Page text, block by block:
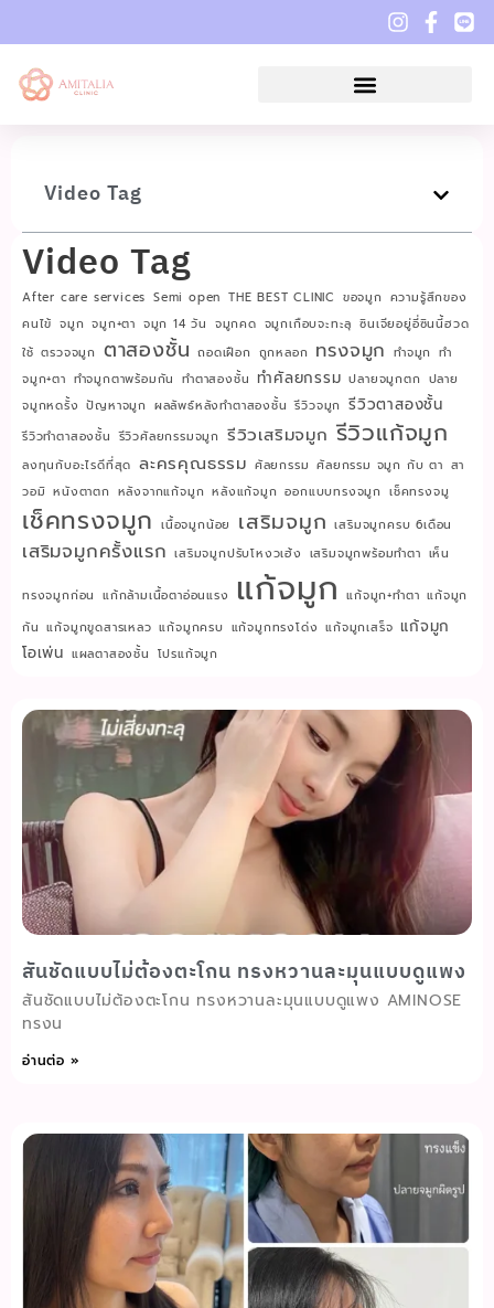
Video Tag
Video Tag
After care services Semi open THE BEST CLINIC ขอจมูก ความรู้สึกของ
คนไข้ จมูก จมูก+ตา จมูก 14 วัน จมูกคด จมูกเกือบจะทะลุ ซินเจียอยู่อี่ซินนี้ฮวด
ใช้ ตรวจจมูก ตาสองชั้น ถอดเฝือก ถูกหลอก ทรงจมูก ทำจมูก ทำ
จมูก+ตา ทำจมูกตาพร้อมกัน ทำตาสองชั้น ทำศัลยกรรม ปลายจมูกตก ปลาย
จมูกหดรั้ง ปัญหาจมูก ผลลัพธ์หลังทำตาสองชั้น รีวิวจมูก รีวิวตาสองชั้น
รีวิวทำตาสองชั้น รีวิวศัลยกรรมจมูก รีวิวเสริมจมูก รีวิวแก้จมูก
ลงทุนกับอะไรดีที่สุด ละครคุณธรรม ศัลยกรรม ศัลยกรรม จมูก กับ ตา สา
วอมิ หนังตาตก หลังจากแก้จมูก หลังแก้จมูก ออกแบบทรงจมูก เช็คทรงจมู
เช็คทรงจมูก เนื้อจมูกน้อย เสริมจมูก เสริมจมูกครบ 6เดือน
เสริมจมูกครั้งแรก เสริมจมูกปรับโหงวเฮ้ง เสริมจมูกพร้อมทำตา เห็น
ทรงจมูกก่อน แก้กล้ามเนื้อตาอ่อนแรง แก้จมูก แก้จมูก+ทำตา แก้จมูก
กัน แก้จมูกขูดสารเหลว แก้จมูกครบ แก้จมูกทรงโด่ง แก้จมูกเสร็จ แก้จมูก
โอเพ่น แผลตาสองชั้น โปรแก้จมูก
สันชัดแบบไม่ต้องตะโกน ทรงหวานละมุนแบบดูแพง
สันชัดแบบไม่ต้องตะโกน ทรงหวานละมุนแบบดูแพง AMINOSE
ทรงน
อ่านต่อ »